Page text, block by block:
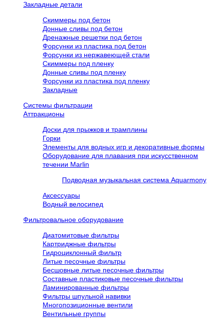
Закладные детали
Скиммеры под бетон
Донные сливы под бетон
Дренажные решетки под бетон
Форсунки из пластика под бетон
Форсунки из нержавеющей стали
Скиммеры под пленку
Донные сливы под пленку
Форсунки из пластика под пленку
Закладные
Системы фильтрации
Аттракционы
Доски для прыжков и трамплины
Горки
Элементы для водных игр и декоративные формы
Оборудование для плавания при искусственном
течении Marlin
Подводная музыкальная система Aquarmony
Аксессуары
Водный велосипед
Фильтровальное оборудование
Диатомитовые фильтры
Картриджные фильтры
Гидроциклонный фильтр
Литые песочные фильтры
Бесшовные литые песочные фильтры
Составные пластиковые песочные фильтры
Ламинированные фильтры
Фильтры шпульной навивки
Многопозиционные вентили
Вентильные группы